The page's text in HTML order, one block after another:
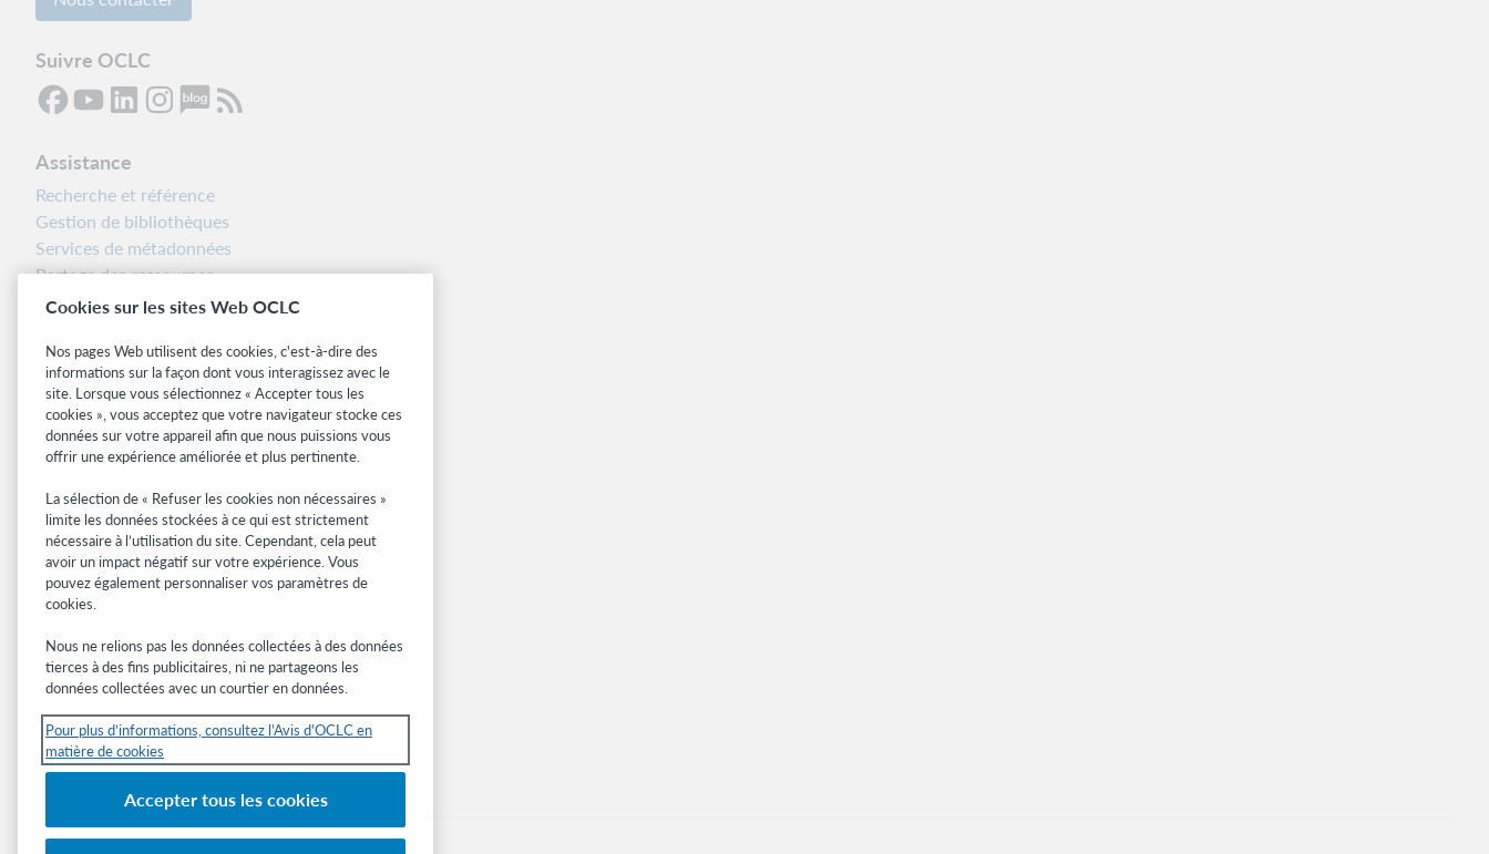
Suivre OCLC
Assistance
Recherche et référence
Gestion de bibliothèques
Services de métadonnées
Partage des ressources
Boîte à outils des bibliothécaires
Alertes systèmes
Sites associés
OCLC.org
Formats bibliographiques
Community Center
Research
WebJunction
Réseau des développeurs
Recevez les dernières nouvelles sur les
produits et services, des études, des
événements, et plus.
Abonnez-vous
Cookies sur les sites Web OCLC
Nos pages Web utilisent des cookies, c'est-à-dire des
informations sur la façon dont vous interagissez avec le
site. Lorsque vous sélectionnez « Accepter tous les
cookies », vous acceptez que votre navigateur stocke ces
données sur votre appareil afin que nous puissions vous
offrir une expérience améliorée et plus pertinente.
La sélection de « Refuser les cookies non nécessaires »
limite les données stockées à ce qui est strictement
nécessaire à l’utilisation du site. Cependant, cela peut
avoir un impact négatif sur votre expérience. Vous
pouvez également personnaliser vos paramètres de
cookies.
Nous ne relions pas les données collectées à des données
tierces à des fins publicitaires, ni ne partageons les
données collectées avec un courtier en données.
Pour plus d’informations, consultez l'Avis d'OCLC en
matière de cookies
Accepter tous les cookies